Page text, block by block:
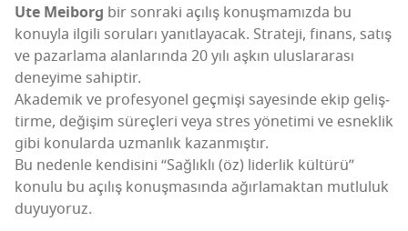
Ute Meiborg bir son­ra­ki açı­lış konuş­ma­mız­da bu
konuy­la ilgi­li soru­la­rı yanıt­la­ya­cak. Stra­te­ji, finans, satış
ve pazar­la­ma alan­la­rın­da 20 yılı aşkın ulus­la­ra­ra­sı
dene­yi­me sahiptir.
Aka­de­mik ve pro­fes­yo­nel geç­mi­şi saye­sin­de ekip geliş­
tir­me, deği­şim süreç­le­ri veya stres yöne­ti­mi ve esnek­lik
gibi konu­lar­da uzman­lık kazanmıştır.
Bu neden­le ken­di­si­ni “Sağ­lık­lı (öz) lider­lik kül­tü­rü”
konu­lu bu açı­lış konuş­ma­sın­da ağır­la­mak­tan mut­lu­luk
duyuyoruz.